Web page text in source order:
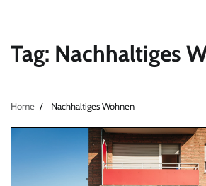
Tag: Nachhaltiges
Home Nachhaltiges Wohnen